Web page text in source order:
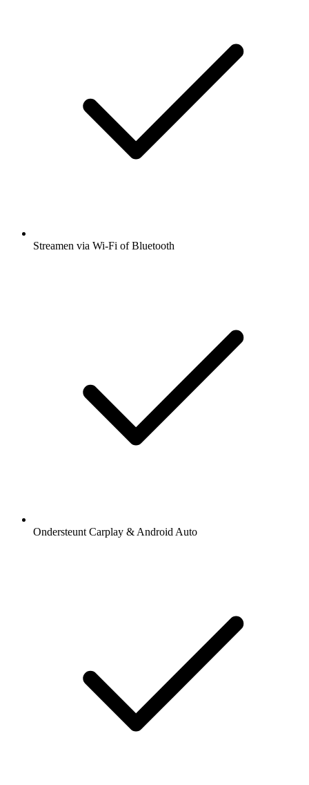
Streamen via Wi-Fi of Bluetooth
Ondersteunt Carplay & Android Auto